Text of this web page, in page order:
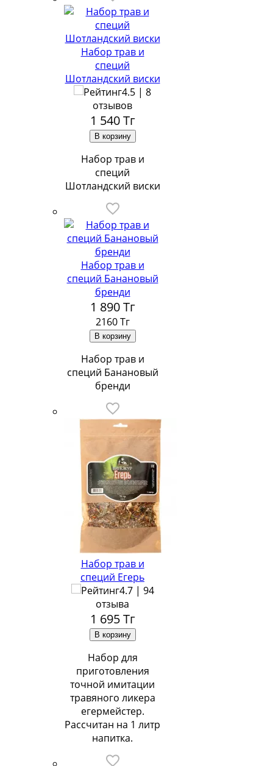
Набор трав и
специй
Шотландский виски
4.5 | 8
отзывов
1 540Тг
Набор трав и
специй
Шотландский виски
Набор трав и
специй Банановый
бренди
1 890Тг
2160 Тг
Набор трав и
специй Банановый
бренди
Набор трав и
специй Егерь
4.7 | 94
отзыва
1 695Тг
Набор для
приготовления
точной имитации
травяного ликера
егермейстер.
Рассчитан на 1 литр
напитка.